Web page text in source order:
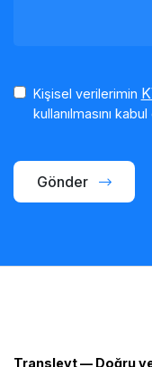
Kişisel verilerimin
kullanılmasını
Gönder
Transleyt— Doğru